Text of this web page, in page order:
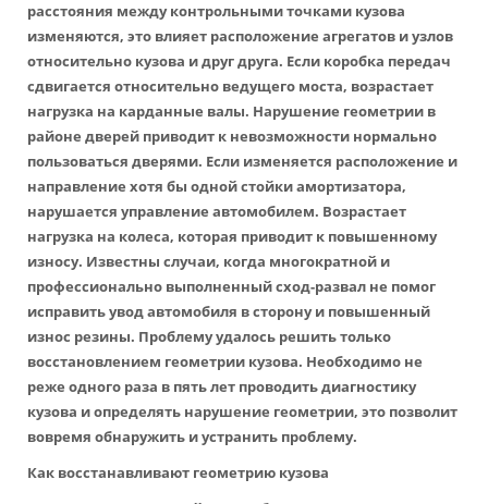
расстояния между контрольными точками кузова
изменяются, это влияет расположение агрегатов и узлов
относительно кузова и друг друга. Если коробка передач
сдвигается относительно ведущего моста, возрастает
нагрузка на карданные валы. Нарушение геометрии в
районе дверей приводит к невозможности нормально
пользоваться дверями. Если изменяется расположение и
направление хотя бы одной стойки амортизатора,
нарушается управление автомобилем. Возрастает
нагрузка на колеса, которая приводит к повышенному
износу. Известны случаи, когда многократной и
профессионально выполненный сход-развал не помог
исправить увод автомобиля в сторону и повышенный
износ резины. Проблему удалось решить только
восстановлением геометрии кузова. Необходимо не
реже одного раза в пять лет проводить диагностику
кузова и определять нарушение геометрии, это позволит
вовремя обнаружить и устранить проблему.
Как восстанавливают геометрию кузова